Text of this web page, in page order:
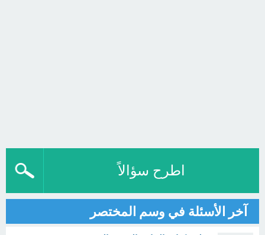
اطرح سؤالاً
آخر الأسئلة في وسم المختصر